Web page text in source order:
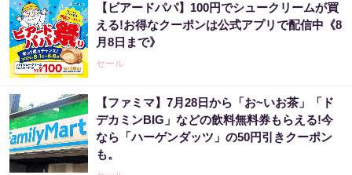
【ビアードパパ】100円でシュークリームが買
える!お得なクーポンは公式アプリで配信中《8
月8日まで》
セール
【ファミマ】7月28日から「お~いお茶」「ド
デカミンBIG」などの飲料無料券もらえる!今
なら「ハーゲンダッツ」の50円引きクーポン
も。